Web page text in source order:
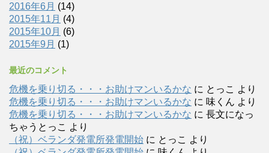
2016年6月 (14)
2015年11月 (4)
2015年10月 (6)
2015年9月 (1)
最近のコメント
危機を乗り切る・・・お助けマンいるかな に とっこ より
危機を乗り切る・・・お助けマンいるかな に 味くん より
危機を乗り切る・・・お助けマンいるかな に 長文になっ
ちゃうとっこ より
（祝）ベランダ発電所発電開始 に とっこ より